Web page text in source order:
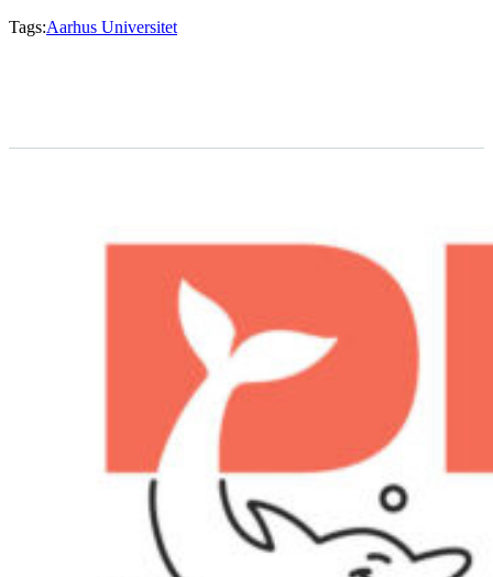
Tags:Aarhus Universitet